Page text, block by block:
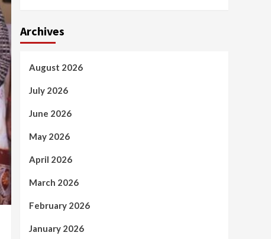
Archives
August 2026
July 2026
June 2026
May 2026
April 2026
March 2026
February 2026
January 2026